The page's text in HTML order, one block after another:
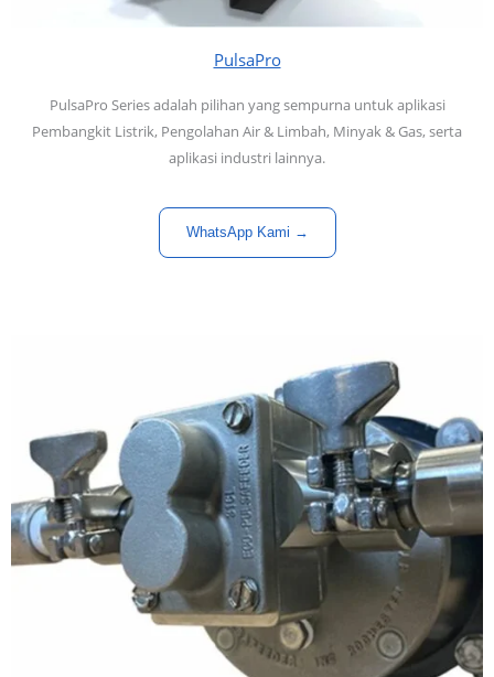
PulsaPro
PulsaPro Series adalah pilihan yang sempurna untuk aplikasi
Pembangkit Listrik, Pengolahan Air & Limbah, Minyak & Gas, serta
aplikasi industri lainnya.
WhatsApp Kami →